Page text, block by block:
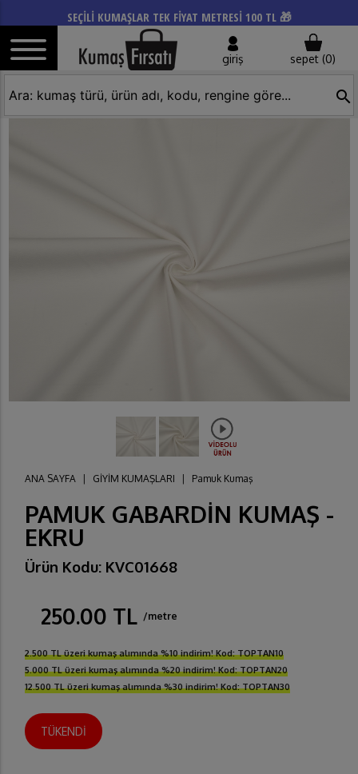
SEÇİLİ KUMAŞLAR TEK FİYAT METRESİ 100 TL 🎁
giriş sepet (0)
search
ANA SAYFA GİYİM KUMAŞLARI Pamuk Kumaş
PAMUK GABARDİN KUMAŞ -
EKRU
Ürün Kodu: KVC01668
250.00 TL /metre
2.500 TL üzeri kumaş alımında %10 indirim! Kod: TOPTAN10
5.000 TL üzeri kumaş alımında %20 indirim! Kod: TOPTAN20
12.500 TL üzeri kumaş alımında %30 indirim! Kod: TOPTAN30
TÜKENDİ